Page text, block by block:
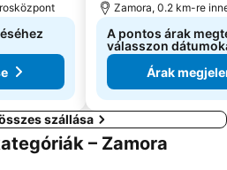
Zamora, 0.2 km-re
A pontos árak
válasszon
Árak
szállása
– Zamora